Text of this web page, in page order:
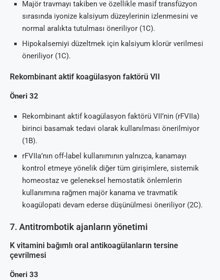
Majör travmayı takiben ve özellikle masif transfüzyon
sırasında iyonize kalsiyum düzeylerinin izlenmesini ve
normal aralıkta tutulması öneriliyor (1C).
Hipokalsemiyi düzeltmek için kalsiyum klorür verilmesi
öneriliyor (1C).
Rekombinant aktif koagülasyon faktörü VII
Öneri 32
Rekombinant aktif koagülasyon faktörü VII’nin (rFVIIa)
birinci basamak tedavi olarak kullanılması önerilmiyor
(1B).
rFVIIa’nın off-label kullanımının yalnızca, kanamayı
kontrol etmeye yönelik diğer tüm girişimlere, sistemik
homeostaz ve geleneksel hemostatik önlemlerin
kullanımına rağmen majör kanama ve travmatik
koagülopati devam ederse düşünülmesi öneriliyor (2C).
7. Antitrombotik ajanların yönetimi
K vitamini bağımlı oral antikoagülanların tersine
çevrilmesi
Öneri 33